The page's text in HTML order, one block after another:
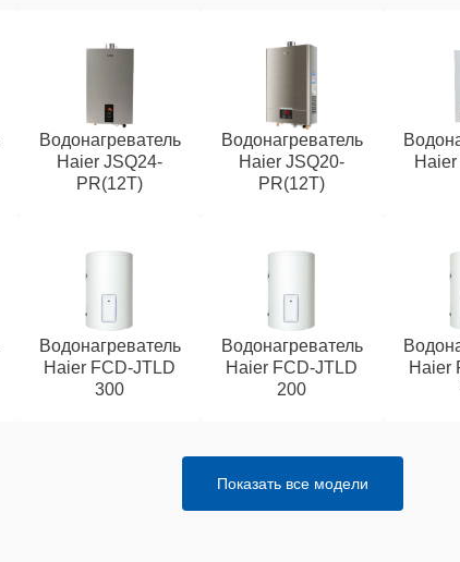
Водонагреватель
Haier JSQ24-
PR(12T)
Водонагреватель
Haier JSQ20-
PR(12T)
Водонагреватель
Haier FCD-JTLD
300
Водонагреватель
Haier FCD-JTLD
200
Haier
Показать все модели